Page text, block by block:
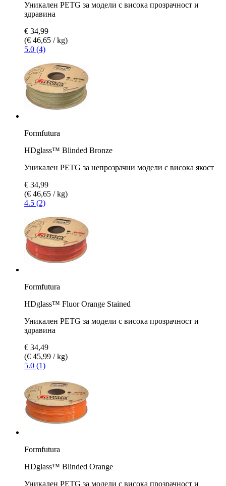
Уникален PETG за модели с висока прозрачност и
здравина
€ 34,99
(€ 46,65 / kg)
5.0 (4)
Formfutura
HDglass™ Blinded Bronze
Уникален PETG за непрозрачни модели с висока якост
€ 34,99
(€ 46,65 / kg)
4.5 (2)
Formfutura
HDglass™ Fluor Orange Stained
Уникален PETG за модели с висока прозрачност и
здравина
€ 34,49
(€ 45,99 / kg)
5.0 (1)
Formfutura
HDglass™ Blinded Orange
Уникален PETG за модели с висока прозрачност и